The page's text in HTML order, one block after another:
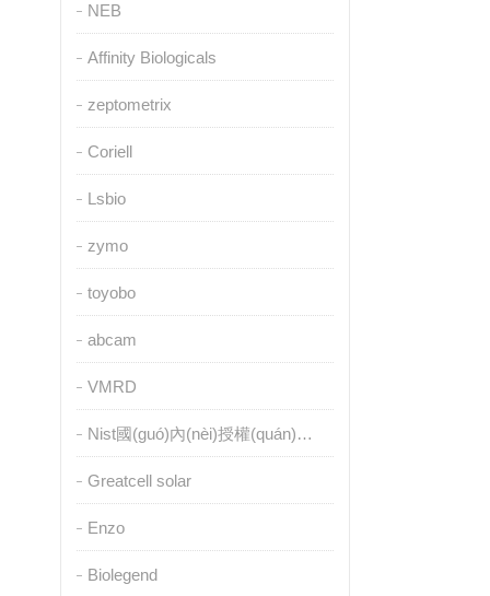
NEB
Affinity Biologicals
zeptometrix
Coriell
Lsbio
zymo
toyobo
abcam
VMRD
Nist國(guó)內(nèi)授權(quán)代理
Greatcell solar
Enzo
Biolegend